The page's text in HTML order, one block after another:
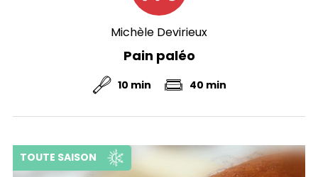
Michèle Devirieux
Pain paléo
10 min 40 min
TOUTE SAISON